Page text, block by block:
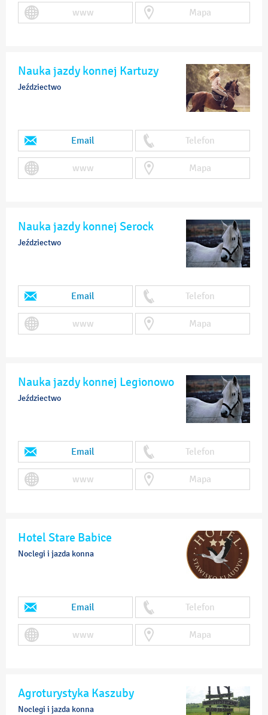
www Mapa
Nauka jazdy konnej Kartuzy
Jeździectwo
Email Telefon
www Mapa
Nauka jazdy konnej Serock
Jeździectwo
Email Telefon
www Mapa
Nauka jazdy konnej Legionowo
Jeździectwo
Email Telefon
www Mapa
Hotel Stare Babice
Noclegi i jazda konna
Email Telefon
www Mapa
Agroturystyka Kaszuby
Noclegi i jazda konna